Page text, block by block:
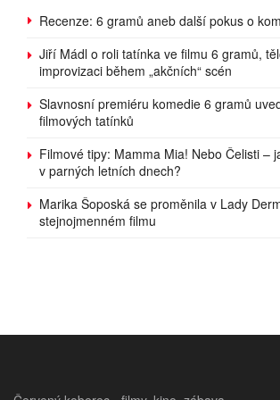
Recenze: 6 gramů aneb další pokus o
Jiří Mádl o roli tatínka ve filmu 6 gramů,
improvizaci během „akčních“ scén
Slavnosní premiéru komedie 6 gramů
filmových tatínků
Filmové tipy: Mamma Mia! Nebo Čelisti –
v parných letních dnech?
Marika Šoposká se proměnila v Lady
stejnojmenném filmu